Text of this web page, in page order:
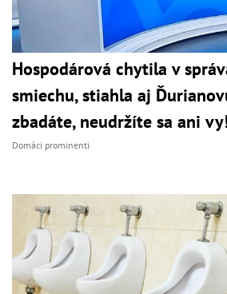
Hospodárová chytila v
smiechu, stiahla aj
zbadáte, neudržíte sa ani
Domáci prominenti